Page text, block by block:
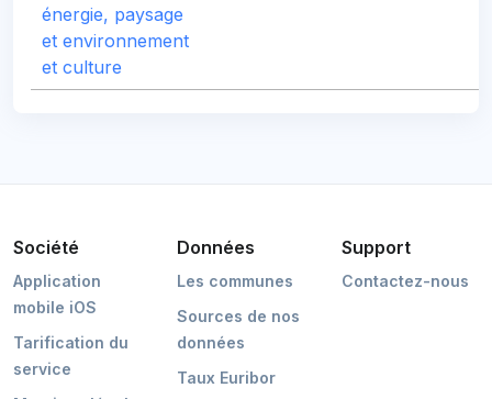
énergie, paysage
et environnement
et culture
Société
Application
mobile iOS
Tarification du
service
Données
Les communes
Sources de nos
données
Taux Euribor
Support
Contactez-nous